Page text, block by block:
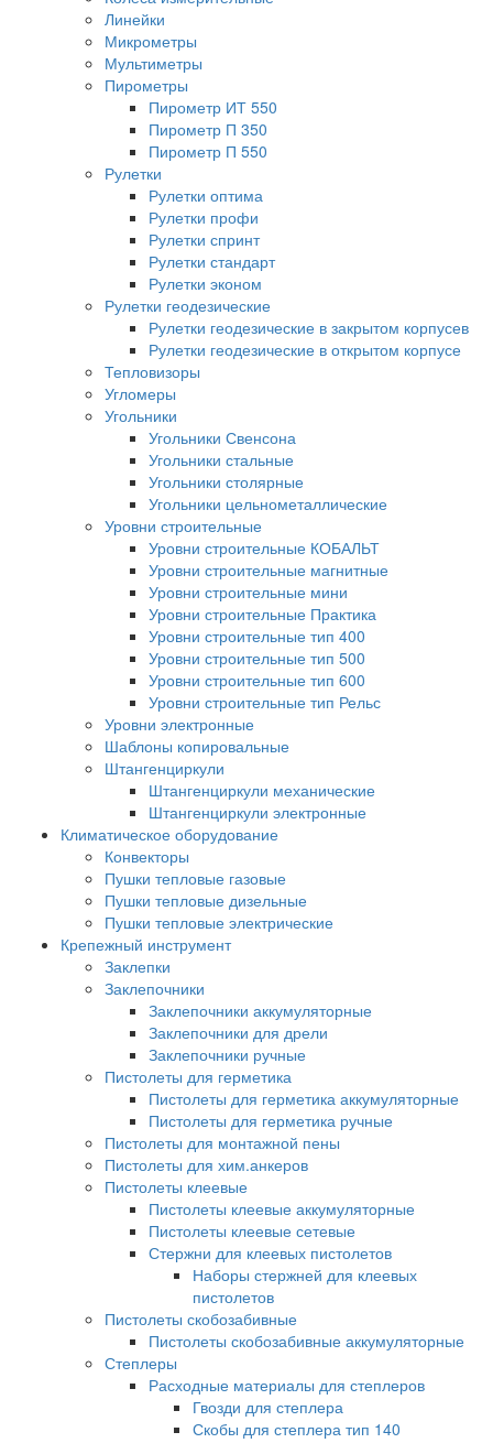
Линейки
Микрометры
Мультиметры
Пирометры
Пирометр ИТ 550
Пирометр П 350
Пирометр П 550
Рулетки
Рулетки оптима
Рулетки профи
Рулетки спринт
Рулетки стандарт
Рулетки эконом
Рулетки геодезические
Рулетки геодезические в закрытом корпусев
Рулетки геодезические в открытом корпусе
Тепловизоры
Угломеры
Угольники
Угольники Свенсона
Угольники стальные
Угольники столярные
Угольники цельнометаллические
Уровни строительные
Уровни строительные КОБАЛЬТ
Уровни строительные магнитные
Уровни строительные мини
Уровни строительные Практика
Уровни строительные тип 400
Уровни строительные тип 500
Уровни строительные тип 600
Уровни строительные тип Рельс
Уровни электронные
Шаблоны копировальные
Штангенциркули
Штангенциркули механические
Штангенциркули электронные
Климатическое оборудование
Конвекторы
Пушки тепловые газовые
Пушки тепловые дизельные
Пушки тепловые электрические
Крепежный инструмент
Заклепки
Заклепочники
Заклепочники аккумуляторные
Заклепочники для дрели
Заклепочники ручные
Пистолеты для герметика
Пистолеты для герметика аккумуляторные
Пистолеты для герметика ручные
Пистолеты для монтажной пены
Пистолеты для хим.анкеров
Пистолеты клеевые
Пистолеты клеевые аккумуляторные
Пистолеты клеевые сетевые
Стержни для клеевых пистолетов
Наборы стержней для клеевых
пистолетов
Пистолеты скобозабивные
Пистолеты скобозабивные аккумуляторные
Степлеры
Расходные материалы для степлеров
Гвозди для степлера
Скобы для степлера тип 140